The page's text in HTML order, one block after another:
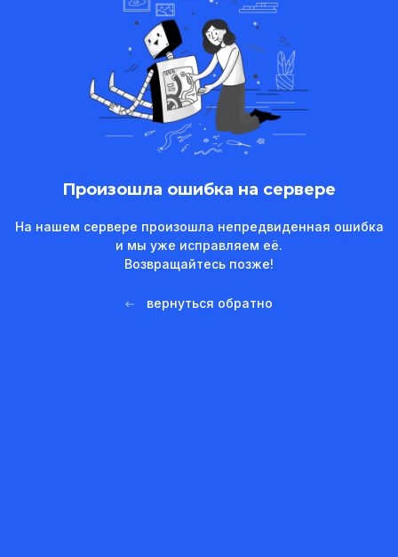
Произошла ошибка на сервере
На нашем сервере произошла непредвиденная ошибка
и мы уже исправляем её.
Возвращайтесь позже!
вернуться обратно